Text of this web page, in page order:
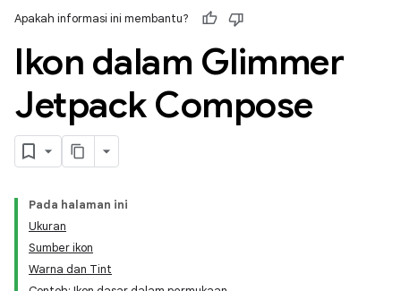
Apakah informasi ini membantu?
Ikon dalam Glimmer
Jetpack Compose
Pada halaman ini
Ukuran
Sumber ikon
Warna dan Tint